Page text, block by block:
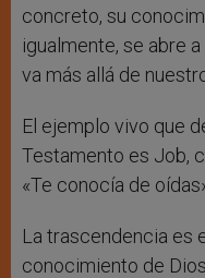
concreto, su
igualmente, se abre
va más allá de
El ejemplo vivo que
Testamento es Job,
«Te conocía de
La trascendencia es
conocimiento de